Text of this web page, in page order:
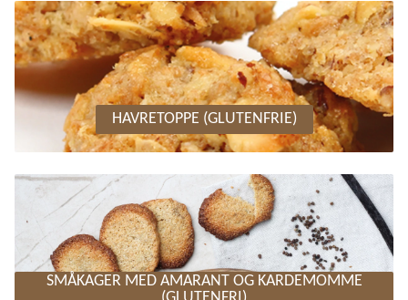
HAVRETOPPE (GLUTENFRIE)
SMÅKAGER MED AMARANT OG KARDEMOMME